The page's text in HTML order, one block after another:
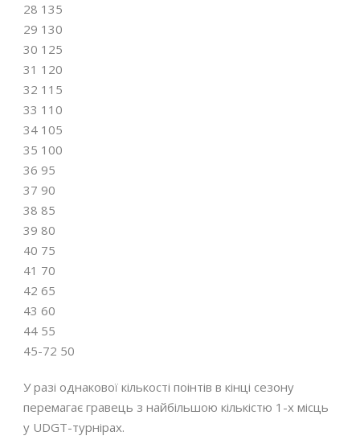
28 135
29 130
30 125
31 120
32 115
33 110
34 105
35 100
36 95
37 90
38 85
39 80
40 75
41 70
42 65
43 60
44 55
45-72 50
У разі однакової кількості поінтів в кінці сезону
перемагає гравець з найбільшою кількістю 1-х місць
у UDGT-турнірах.